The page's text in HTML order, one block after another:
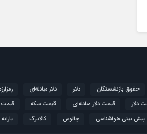
حقوق بازنشستگان دلار دلار مبادله‌ای
دلار
قیمت دلار مبادله‌ای قیمت سکه
قیمت
پیش بینی هواشناسی
چالوس کالابرگ یارانه